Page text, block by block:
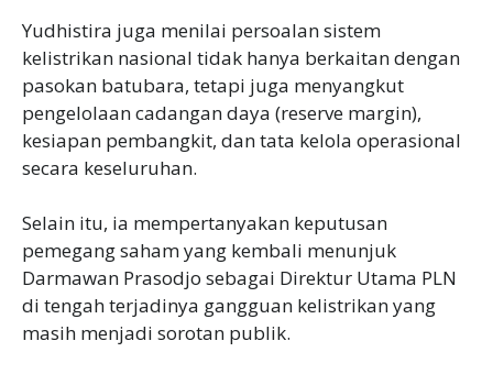
Yudhistira juga menilai persoalan sistem
kelistrikan nasional tidak hanya berkaitan dengan
pasokan batubara, tetapi juga menyangkut
pengelolaan cadangan daya (reserve margin),
kesiapan pembangkit, dan tata kelola operasional
secara keseluruhan.
Selain itu, ia mempertanyakan keputusan
pemegang saham yang kembali menunjuk
Darmawan Prasodjo sebagai Direktur Utama PLN
di tengah terjadinya gangguan kelistrikan yang
masih menjadi sorotan publik.